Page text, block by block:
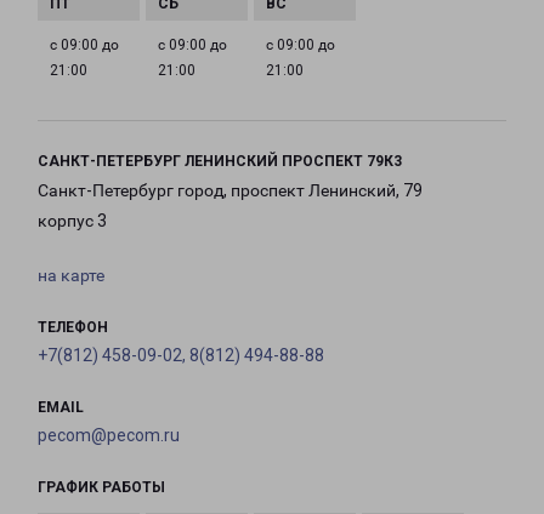
с 09:00 до
21:00
с 09:00 до
21:00
с 09:00 до
21:00
САНКТ-ПЕТЕРБУРГ ЛЕНИНСКИЙ ПРОСПЕКТ 79К3
Санкт-Петербург город, проспект Ленинский, 79
корпус 3
на карте
ТЕЛЕФОН
+7(812) 458-09-02, 8(812) 494-88-88
EMAIL
pecom@pecom.ru
ГРАФИК РАБОТЫ